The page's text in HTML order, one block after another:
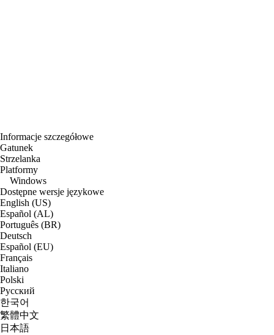
Informacje szczegółowe
Gatunek
Strzelanka
Platformy
Windows
Dostępne wersje językowe
English (US)
Español (AL)
Português (BR)
Deutsch
Español (EU)
Français
Italiano
Polski
Русский
한국어
繁體中文
日本語